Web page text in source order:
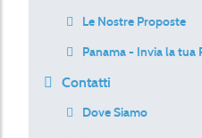
Le Nostre Proposte
Panama - Invia la tua
Contatti
Dove Siamo